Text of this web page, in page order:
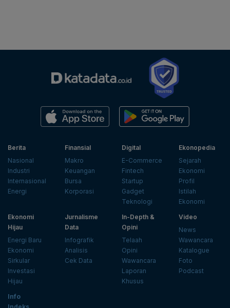
Berita
Nasional
Industri
Internasional
Energi
Finansial
Makro
Keuangan
Bursa
Korporasi
Digital
E-Commerce
Fintech
Startup
Gadget
Teknologi
Ekonopedia
Sejarah
Ekonomi
Profil
Istilah
Ekonomi
Ekonomi
Hijau
Energi Baru
Ekonomi
Sirkular
Investasi
Hijau
Jurnalisme
Data
Infografik
Analisis
Cek Data
In-Depth &
Opini
Telaah
Opini
Wawancara
Laporan
Khusus
Video
News
Wawancara
Katalogue
Foto
Podcast
Info